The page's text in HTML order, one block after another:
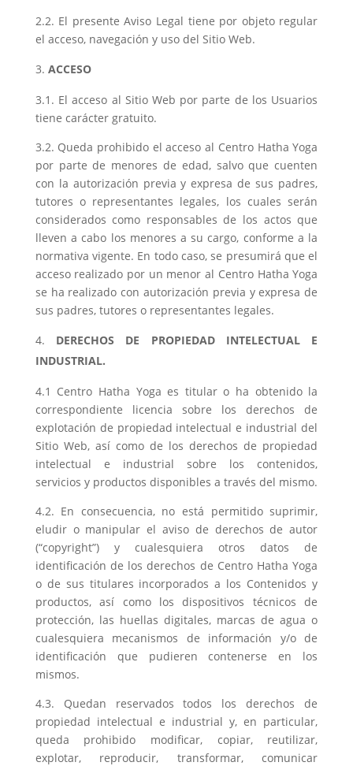
2.2. El presente Aviso Legal tiene por objeto regular
el acceso, navegación y uso del Sitio Web.
ACCESO
3.1. El acceso al Sitio Web por parte de los Usuarios
tiene carácter gratuito.
3.2. Queda prohibido el acceso al Centro Hatha Yoga
por parte de menores de edad, salvo que cuenten
con la autorización previa y expresa de sus padres,
tutores o representantes legales, los cuales serán
considerados como responsables de los actos que
lleven a cabo los menores a su cargo, conforme a la
normativa vigente. En todo caso, se presumirá que el
acceso realizado por un menor al Centro Hatha Yoga
se ha realizado con autorización previa y expresa de
sus padres, tutores o representantes legales.
DERECHOS DE PROPIEDAD INTELECTUAL E
INDUSTRIAL.
4.1 Centro Hatha Yoga es titular o ha obtenido la
correspondiente licencia sobre los derechos de
explotación de propiedad intelectual e industrial del
Sitio Web, así como de los derechos de propiedad
intelectual e industrial sobre los contenidos,
servicios y productos disponibles a través del mismo.
4.2. En consecuencia, no está permitido suprimir,
eludir o manipular el aviso de derechos de autor
(“copyright”) y cualesquiera otros datos de
identificación de los derechos de Centro Hatha Yoga
o de sus titulares incorporados a los Contenidos y
productos, así como los dispositivos técnicos de
protección, las huellas digitales, marcas de agua o
cualesquiera mecanismos de información y/o de
identificación que pudieren contenerse en los
mismos.
4.3. Quedan reservados todos los derechos de
propiedad intelectual e industrial y, en particular,
queda prohibido modificar, copiar, reutilizar,
explotar, reproducir, transformar, comunicar